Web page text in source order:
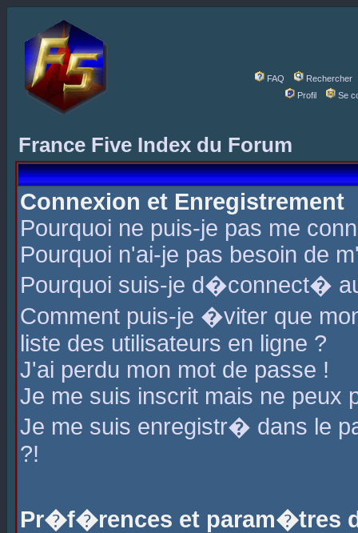
FAQ
Rechercher
Profil
Se
France Five Index du Forum
Connexion et Enregistrement
Pourquoi ne puis-je pas me
Pourquoi n'ai-je pas besoin de
Pourquoi suis-je d�connect�
Comment puis-je �viter que
liste des utilisateurs en ligne ?
J'ai perdu mon mot de passe !
Je me suis inscrit mais ne peux
Je me suis enregistr� dans le
?!
Pr�f�rences et param�tres